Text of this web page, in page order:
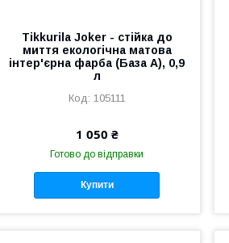
Tikkurila Joker - стійка до
миття екологічна матова
інтер'єрна фарба (База А), 0,9
л
105111
1 050 ₴
Готово до відправки
Купити